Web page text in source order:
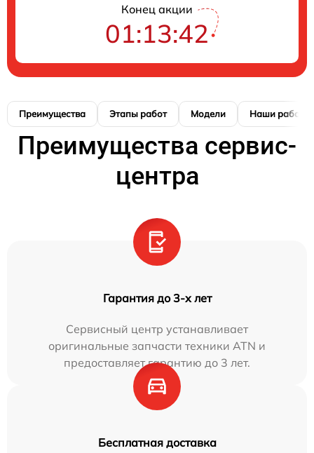
Конец акции
01:13:41
Преимущества Этапы работ Модели Наши работы
Преимущества сервис-
центра
Гарантия до 3-х лет
Сервисный центр устанавливает
оригинальные запчасти техники ATN и
предоставляет гарантию до 3 лет.
Бесплатная доставка